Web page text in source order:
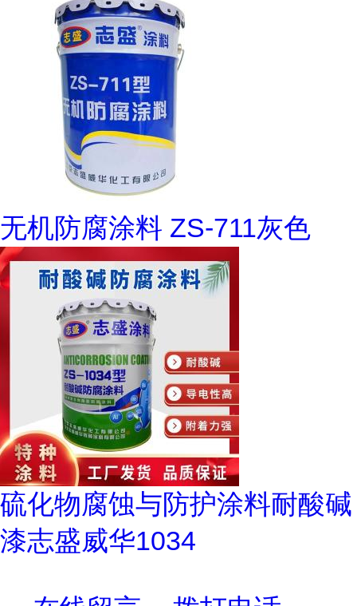
无机防腐涂料 ZS-711灰色
硫化物腐蚀与防护涂料耐酸碱
漆志盛威华1034